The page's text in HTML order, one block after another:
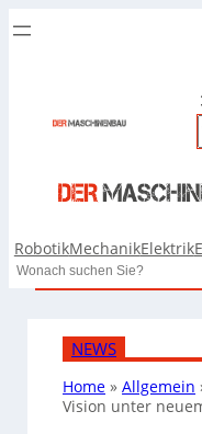
RobotikMechanikElektrik
Search
NEWS
Home »Allgemein
Vision unter